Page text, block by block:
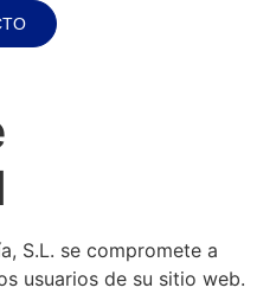
S.L. se compromete a
usuarios de su sitio web.